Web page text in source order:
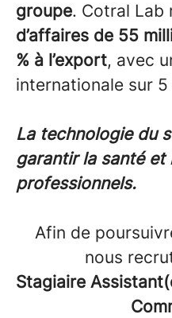
groupe. Cotral Lab
d’affaires de 55
% à l’export, avec
internationale sur
La technologie du
garantir la santé et
professionnels.
Afin de
nous
Stagiaire